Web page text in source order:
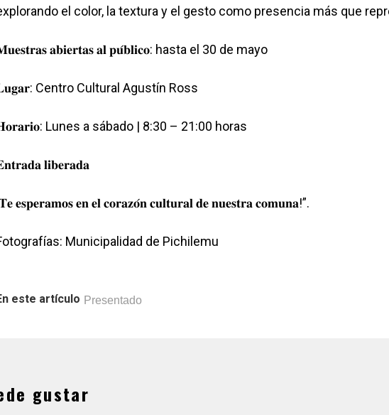
el color, la textura y el gesto como presencia más que
𝐚𝐛𝐢𝐞𝐫𝐭𝐚𝐬 𝐚𝐥 𝐩𝐮́𝐛𝐥𝐢𝐜𝐨: hasta el 30 de mayo
Centro Cultural Agustín Ross
Lunes a sábado | 8:30 – 21:00 horas
𝐥𝐢𝐛𝐞𝐫𝐚𝐝𝐚
𝐞𝐬𝐩𝐞𝐫𝐚𝐦𝐨𝐬 𝐞𝐧 𝐞𝐥 𝐜𝐨𝐫𝐚𝐳𝐨́𝐧 𝐜𝐮𝐥𝐭𝐮𝐫𝐚𝐥 𝐝𝐞 𝐧𝐮𝐞𝐬𝐭𝐫𝐚 𝐜𝐨𝐦𝐮𝐧𝐚!”.
Municipalidad de Pichilemu
este artículo Presentado
gustar